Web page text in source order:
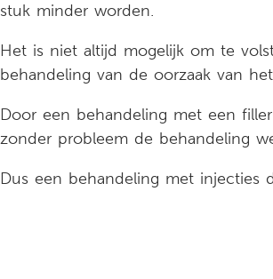
stuk minder worden.
Het is niet altijd mogelijk om te
behandeling van de oorzaak van
Door een behandeling met een
zonder probleem de behandeling
Dus een behandeling met